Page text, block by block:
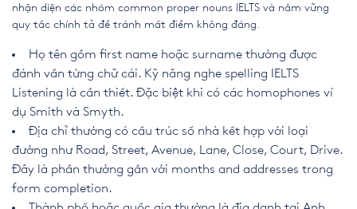
nhận diện các nhóm common proper nouns IELTS và nắm vững
quy tắc chính tả để tránh mất điểm không đáng.
Họ tên gồm first name hoặc surname thường được
đánh vần từng chữ cái. Kỹ năng nghe spelling IELTS
Listening là cần thiết. Đặc biệt khi có các homophones ví
dụ Smith và Smyth.
Địa chỉ thường có cấu trúc số nhà kết hợp với loại
đường như Road, Street, Avenue, Lane, Close, Court, Drive.
Đây là phần thường gắn với months and addresses trong
form completion.